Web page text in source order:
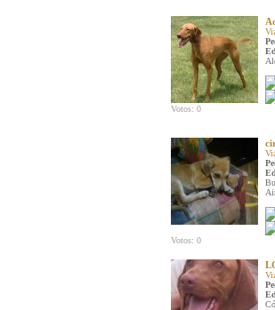
Votos: 0
Votos: 0